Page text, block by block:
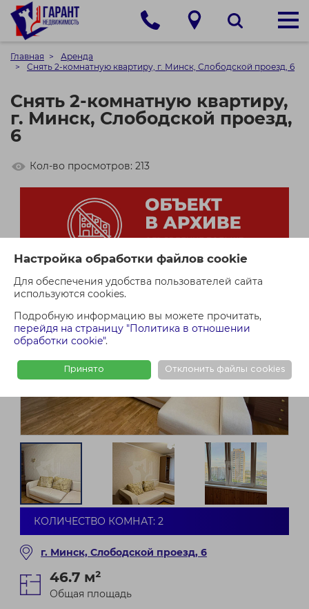
Настройка обработки файлов cookie
Для обеспечения удобства пользователей сайта
используются cookies.
Подробную информацию вы можете прочитать,
перейдя на страницу "Политика в отношении
обработки cookie".
Принято Отклонить файлы cookies
Главная
Аренда
Снять 2-комнатную квартиру, г. Минск, Слободской проезд, 6
Снять 2-комнатную квартиру,
г. Минск, Слободской проезд,
6
Кол-во просмотров: 213
КОЛИЧЕСТВО КОМНАТ: 2
г. Минск, Слободской проезд, 6
46.7 м²
Общая площадь